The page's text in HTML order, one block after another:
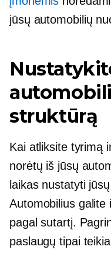
jūsų automobilių
struktūrą
Kai atliksite tyrimą
norėtų iš jūsų
laikas nustatyti
Automobilius galite
pagal sutartį.
paslaugų tipai